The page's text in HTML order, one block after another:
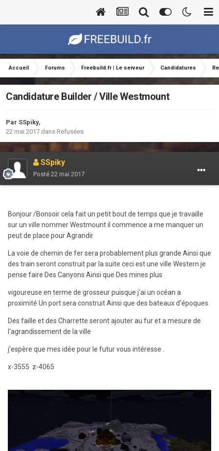
Accueil Forums Freebuild.fr | Le serveur Candidatures
Candidature Builder / Ville Westmount
Par SSpiky,
22 mai 2017 dans Refusées
SSpiky
Posté 22 mai 2017
Bonjour /Bonsoir cela fait un petit bout de temps que je travaille
sur un ville nommer Westmount il commence a me manquer un
peut de place pour Agrandir
La voie de chemin de fer sera probablement plus grande Ainsi que
des train seront construit par la suite ceci est une ville Western je
pense faire Des Canyons Ainsi que Des mines plus
vigoureuse en terme de grosseur puisque j'ai un océan a
proximité Un port sera construit Ainsi que des bateaux d'époques.
Des faille et des Charrette seront ajouter au fur et a mesure de
l'agrandissement de la ville
j'espère que mes idée pour le futur vous intéresse .
x-3555 z-4065